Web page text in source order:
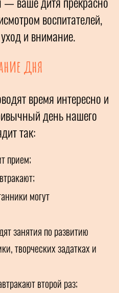
воспитателей,
и внимание.
дня
время интересно и
день нашего
так:
прием;
могут
занятия по развитию
творческих задатках и
второй раз;